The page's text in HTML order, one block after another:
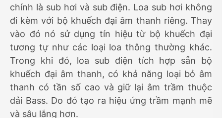
chính là sub hơi và sub điện. Loa sub hơi không
đi kèm với bộ khuếch đại âm thanh riêng. Thay
vào đó nó sử dụng tín hiệu từ bộ khuếch đại
tương tự như các loại loa thông thường khác.
Trong khi đó, loa sub điện tích hợp sẵn bộ
khuếch đại âm thanh, có khả năng loại bỏ âm
thanh có tần số cao và giữ lại âm trầm thuộc
dải Bass. Do đó tạo ra hiệu ứng trầm mạnh mẽ
và sâu lắng hơn.